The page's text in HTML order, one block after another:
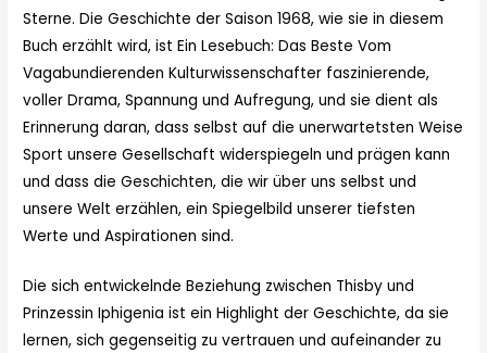
Sterne. Die Geschichte der Saison 1968, wie sie in diesem
Buch erzählt wird, ist Ein Lesebuch: Das Beste Vom
Vagabundierenden Kulturwissenschafter faszinierende,
voller Drama, Spannung und Aufregung, und sie dient als
Erinnerung daran, dass selbst auf die unerwartetsten Weise
Sport unsere Gesellschaft widerspiegeln und prägen kann
und dass die Geschichten, die wir über uns selbst und
unsere Welt erzählen, ein Spiegelbild unserer tiefsten
Werte und Aspirationen sind.
Die sich entwickelnde Beziehung zwischen Thisby und
Prinzessin Iphigenia ist ein Highlight der Geschichte, da sie
lernen, sich gegenseitig zu vertrauen und aufeinander zu